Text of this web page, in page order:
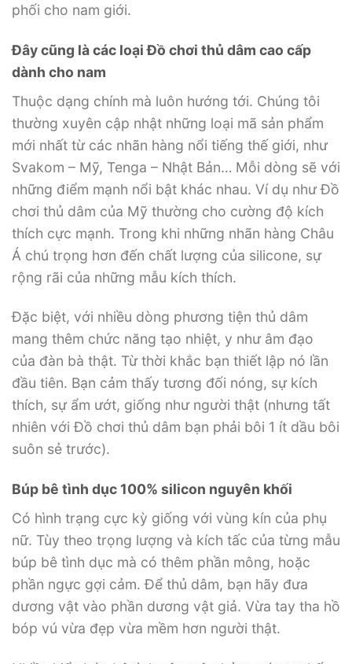
phối cho nam giới.
Đây cũng là các loại Đồ chơi thủ dâm cao cấp
dành cho nam
Thuộc dạng chính mà luôn hướng tới. Chúng tôi
thường xuyên cập nhật những loại mã sản phẩm
mới nhất từ ​​các nhãn hàng nổi tiếng thế giới, như
Svakom – Mỹ, Tenga – Nhật Bản… Mỗi dòng sẽ với
những điểm mạnh nổi bật khác nhau. Ví dụ như Đồ
chơi thủ dâm của Mỹ thường cho cường độ kích
thích cực mạnh. Trong khi những nhãn hàng Châu
Á chú trọng hơn đến chất lượng của silicone, sự
rộng rãi của những mẫu kích thích.
Đặc biệt, với nhiều dòng phương tiện thủ dâm
mang thêm chức năng tạo nhiệt, y như âm đạo
của đàn bà thật. Từ thời khắc bạn thiết lập nó lần
đầu tiên. Bạn cảm thấy tương đối nóng, sự kích
thích, sự ẩm ướt, giống như người thật (nhưng tất
nhiên với Đồ chơi thủ dâm bạn phải bôi 1 ít dầu bôi
suôn sẻ trước).
Búp bê tình dục 100% silicon nguyên khối
Có hình trạng cực kỳ giống với vùng kín của phụ
nữ. Tùy theo trọng lượng và kích tấc của từng mẫu
búp bê tình dục mà có thêm phần mông, hoặc
phần ngực gợi cảm. Để thủ dâm, bạn hãy đưa
dương vật vào phần dương vật giả. Vừa tay tha hồ
bóp vú vừa đẹp vừa mềm hơn người thật.